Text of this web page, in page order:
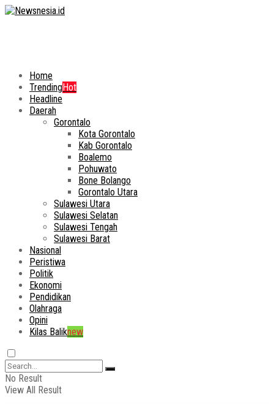
Home
TrendingHot
Headline
Daerah
Gorontalo
Kota Gorontalo
Kab Gorontalo
Boalemo
Pohuwato
Bone Bolango
Gorontalo Utara
Sulawesi Utara
Sulawesi Selatan
Sulawesi Tengah
Sulawesi Barat
Nasional
Peristiwa
Politik
Ekonomi
Pendidikan
Olahraga
Opini
Kilas Baliknew
No Result
View All Result